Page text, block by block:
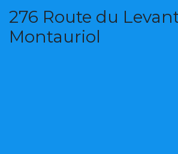
276 Route du
Montauriol